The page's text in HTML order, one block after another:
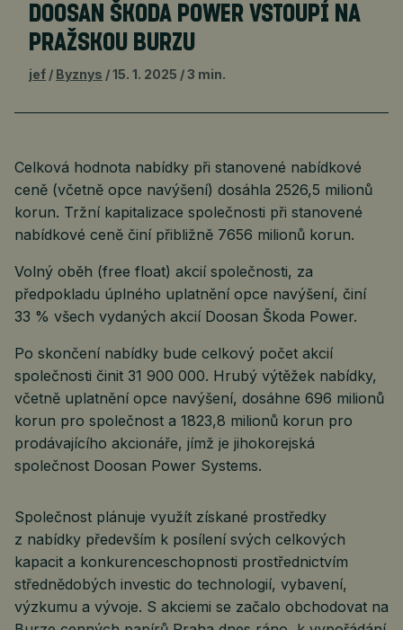
DOOSAN ŠKODA POWER VSTOUPÍ NA
PRAŽSKOU BURZU
jef Byznys 15. 1. 2025 3 min.
Celková hodnota nabídky při stanovené nabídkové
ceně (včetně opce navýšení) dosáhla 2526,5 milionů
korun. Tržní kapitalizace společnosti při stanovené
nabídkové ceně činí přibližně 7656 milionů korun.
Volný oběh (free float) akcií společnosti, za
předpokladu úplného uplatnění opce navýšení, činí
33 % všech vydaných akcií Doosan Škoda Power.
Po skončení nabídky bude celkový počet akcií
společnosti činit 31 900 000. Hrubý výtěžek nabídky,
včetně uplatnění opce navýšení, dosáhne 696 milionů
korun pro společnost a 1823,8 milionů korun pro
prodávajícího akcionáře, jímž je jihokorejská
společnost Doosan Power Systems.
Společnost plánuje využít získané prostředky
z nabídky především k posílení svých celkových
kapacit a konkurenceschopnosti prostřednictvím
střednědobých investic do technologií, vybavení,
výzkumu a vývoje. S akciemi se začalo obchodovat na